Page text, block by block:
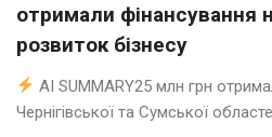
отримали фінансування
розвиток бізнесу
AI SUMMARY25 млн грн
Чернігівської та Сумської